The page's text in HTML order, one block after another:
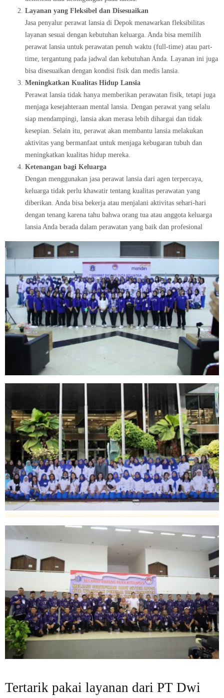
Layanan yang Fleksibel dan Disesuaikan
Jasa penyalur perawat lansia di Depok menawarkan fleksibilitas
layanan sesuai dengan kebutuhan keluarga. Anda bisa memilih
perawat lansia untuk perawatan penuh waktu (full-time) atau part-
time, tergantung pada jadwal dan kebutuhan Anda. Layanan ini juga
bisa disesuaikan dengan kondisi fisik dan medis lansia.
Meningkatkan Kualitas Hidup Lansia
Perawat lansia tidak hanya memberikan perawatan fisik, tetapi juga
menjaga kesejahteraan mental lansia. Dengan perawat yang selalu
siap mendampingi, lansia akan merasa lebih dihargai dan tidak
kesepian. Selain itu, perawat akan membantu lansia melakukan
aktivitas yang bermanfaat untuk menjaga kebugaran tubuh dan
meningkatkan kualitas hidup mereka.
Ketenangan bagi Keluarga
Dengan menggunakan jasa perawat lansia dari agen terpercaya,
keluarga tidak perlu khawatir tentang kualitas perawatan yang
diberikan. Anda bisa bekerja atau menjalani aktivitas sehari-hari
dengan tenang karena tahu bahwa orang tua atau anggota keluarga
lansia Anda berada dalam perawatan yang baik dan profesional
Tertarik pakai layanan dari PT Dwi